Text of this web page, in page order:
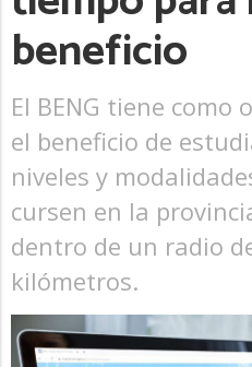
beneficio
El BENG tiene
el beneficio de
niveles y
cursen en la
dentro de un radio
kilómetros.